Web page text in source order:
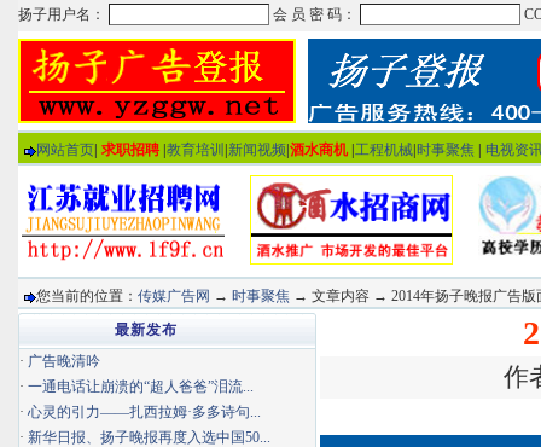
网站首页 求职招聘 教育培训 新闻视频 酒水商机 工程机械 时事聚焦 电视资
您当前的位置： 传媒广告网 → 时事聚焦 → 文章内容 → 2014年扬子晚报广告版
作
最新发布
· 广告晚清吟
· 一通电话让崩溃的“超人爸爸”泪流...
· 心灵的引力——扎西拉姆·多多诗句...
· 新华日报、扬子晚报再度入选中国50...